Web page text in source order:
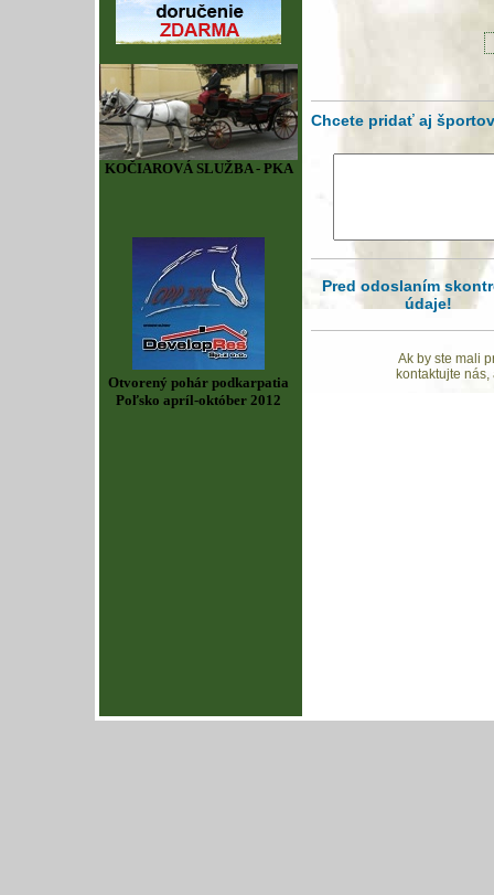
KOČIAROVÁ SLUŽBA - PKA
Otvorený pohár podkarpatia
Poľsko apríl-október 2012
Chcete pridať aj
Pred odoslaním
údaje!
Ak by ste mali
kontaktujte